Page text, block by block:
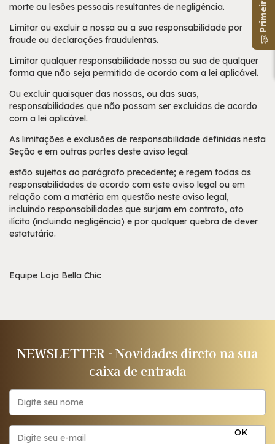
morte ou lesões pessoais resultantes de negligência.
Limitar ou excluir a nossa ou a sua responsabilidade por
fraude ou declarações fraudulentas.
Limitar qualquer responsabilidade nossa ou sua de qualquer
forma que não seja permitida de acordo com a lei aplicável.
Ou excluir quaisquer das nossas, ou das suas,
responsabilidades que não possam ser excluídas de acordo
com a lei aplicável.
As limitações e exclusões de responsabilidade definidas nesta
Seção e em outras partes deste aviso legal:
estão sujeitas ao parágrafo precedente; e regem todas as
responsabilidades de acordo com este aviso legal ou em
relação com a matéria em questão neste aviso legal,
incluindo responsabilidades que surjam em contrato, ato
ilícito (incluindo negligência) e por qualquer quebra de dever
estatutário.
Equipe Loja Bella Chic
NEWSLETTER - Novidades direto na sua
caixa de entrada